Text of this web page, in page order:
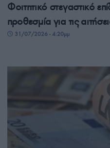
Φοιτητικό στεγαστικό
προθεσμία για τις
31/07/2026 - 4:20μμ